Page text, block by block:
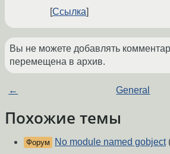
Ссылка
Вы не можете добавлять
перемещена в архив.
← General
Похожие темы
Форум No module named gobject